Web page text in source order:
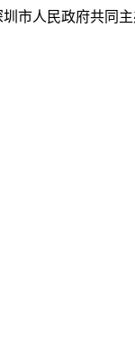
市人民政府共同